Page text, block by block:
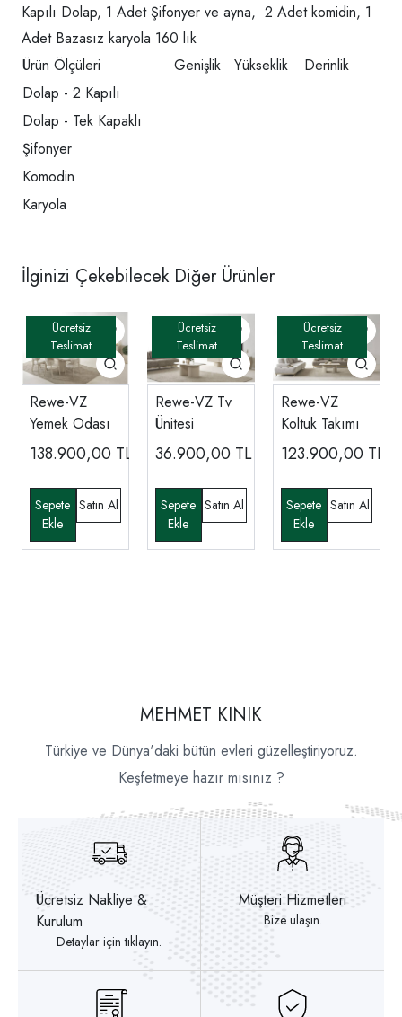
Kapılı Dolap, 1 Adet Şifonyer ve ayna, 2 Adet komidin, 1
Adet Bazasız karyola 160 lık
Ürün Ölçüleri
Genişlik Yükseklik
Derinlik
Dolap - 2 Kapılı
Dolap - Tek Kapaklı
Şifonyer
Komodin
Karyola
İlginizi Çekebilecek Diğer Ürünler
Rewe-VZ
Yemek Odası
138.900,00 TL
Rewe-VZ Tv
Ünitesi
36.900,00 TL
Rewe-VZ
Koltuk Takımı
123.900,00 TL
MEHMET KINIK
Türkiye ve Dünya'daki bütün evleri güzelleştiriyoruz.
Keşfetmeye hazır mısınız ?
Ücretsiz Nakliye &
Kurulum
Detaylar için tıklayın.
Müşteri Hizmetleri
Bize ulaşın.